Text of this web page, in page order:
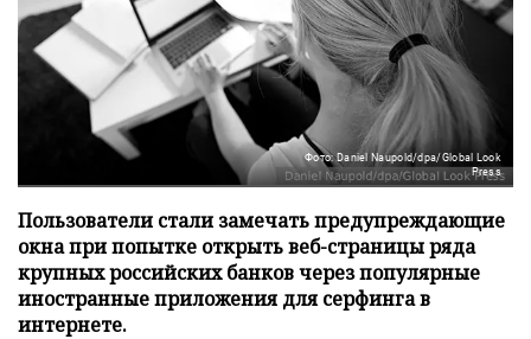
Фото: Daniel Naupold/dpa/Global Look
Press
Пользователи стали замечать предупреждающие
окна при попытке открыть веб-страницы ряда
крупных российских банков через популярные
иностранные приложения для серфинга в
интернете.